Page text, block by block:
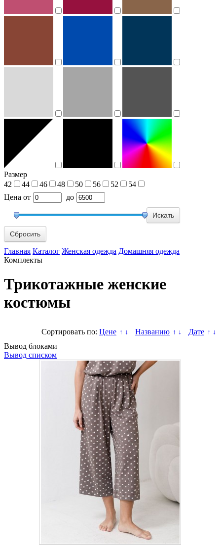
Размер
42
44 46 48 50 56 52
54
Цена от до
Сбросить
Главная Каталог Женская одежда Домашняя одежда
Комплекты
Трикотажные женские
костюмы
Сортировать по: Цене ↑ ↓ Названию ↑ ↓ Дате ↑ ↓
Вывод блоками
Вывод списком